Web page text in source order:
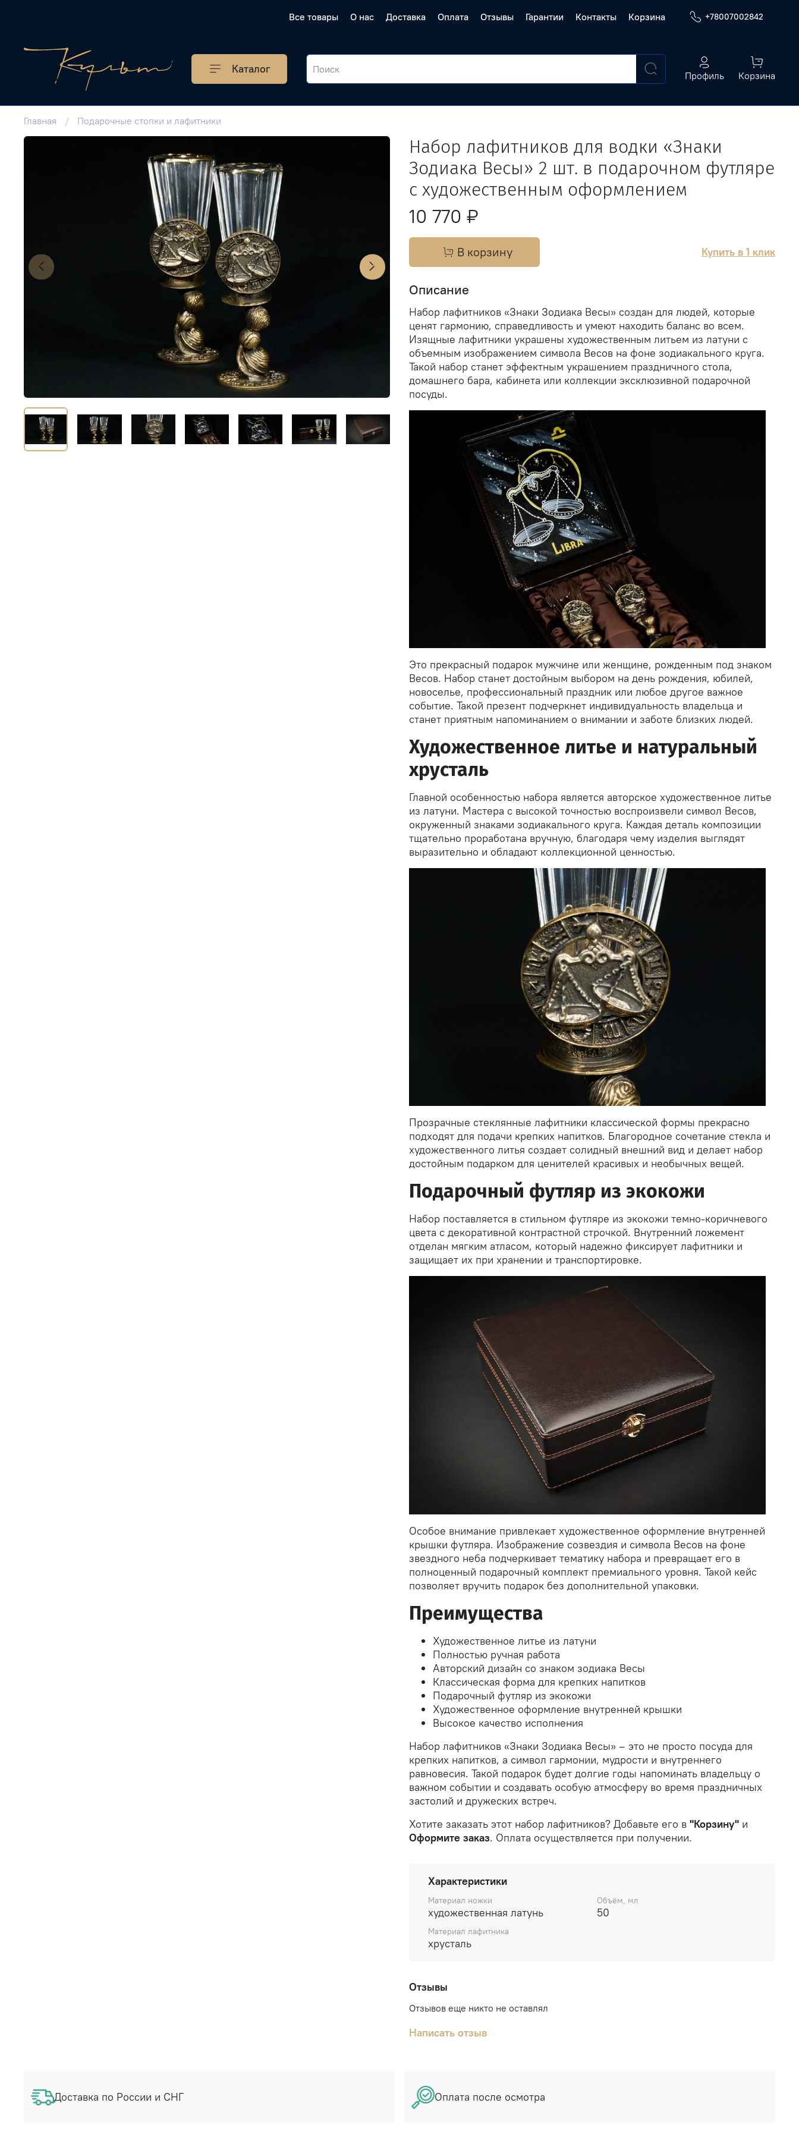
Все товары О нас Доставка Оплата Отзывы Гарантии Контакты Корзина +78007002842
Каталог Профиль Корзина
Главная Подарочные стопки и лафитники
Набор лафитников для водки «Знаки
Зодиака Весы» 2 шт. в подарочном футляре
c художественным оформлением
10 770 ₽
В корзину Купить в 1 клик
Описание
Набор лафитников «Знаки Зодиака Весы» создан для людей, которые
ценят гармонию, справедливость и умеют находить баланс во всем.
Изящные лафитники украшены художественным литьем из латуни с
объемным изображением символа Весов на фоне зодиакального круга.
Такой набор станет эффектным украшением праздничного стола,
домашнего бара, кабинета или коллекции эксклюзивной подарочной
посуды.
Это прекрасный подарок мужчине или женщине, рожденным под знаком
Весов. Набор станет достойным выбором на день рождения, юбилей,
новоселье, профессиональный праздник или любое другое важное
событие. Такой презент подчеркнет индивидуальность владельца и
станет приятным напоминанием о внимании и заботе близких людей.
Художественное литье и натуральный
хрусталь
Главной особенностью набора является авторское художественное литье
из латуни. Мастера с высокой точностью воспроизвели символ Весов,
окруженный знаками зодиакального круга. Каждая деталь композиции
тщательно проработана вручную, благодаря чему изделия выглядят
выразительно и обладают коллекционной ценностью.
Прозрачные стеклянные лафитники классической формы прекрасно
подходят для подачи крепких напитков. Благородное сочетание стекла и
художественного литья создает солидный внешний вид и делает набор
достойным подарком для ценителей красивых и необычных вещей.
Подарочный футляр из экокожи
Набор поставляется в стильном футляре из экокожи темно-коричневого
цвета с декоративной контрастной строчкой. Внутренний ложемент
отделан мягким атласом, который надежно фиксирует лафитники и
защищает их при хранении и транспортировке.
Особое внимание привлекает художественное оформление внутренней
крышки футляра. Изображение созвездия и символа Весов на фоне
звездного неба подчеркивает тематику набора и превращает его в
полноценный подарочный комплект премиального уровня. Такой кейс
позволяет вручить подарок без дополнительной упаковки.
Преимущества
Художественное литье из латуни
Полностью ручная работа
Авторский дизайн со знаком зодиака Весы
Классическая форма для крепких напитков
Подарочный футляр из экокожи
Художественное оформление внутренней крышки
Высокое качество исполнения
Набор лафитников «Знаки Зодиака Весы» – это не просто посуда для
крепких напитков, а символ гармонии, мудрости и внутреннего
равновесия. Такой подарок будет долгие годы напоминать владельцу о
важном событии и создавать особую атмосферу во время праздничных
застолий и дружеских встреч.
Хотите заказать этот набор лафитников? Добавьте его в "Корзину" и
Оформите заказ. Оплата осуществляется при получении.
Характеристики
Материал ножки
художественная латунь
Объём, мл
50
Материал лафитника
хрусталь
Отзывы
Отзывов еще никто не оставлял
Написать отзыв
Доставка по России и СНГ Оплата после осмотра